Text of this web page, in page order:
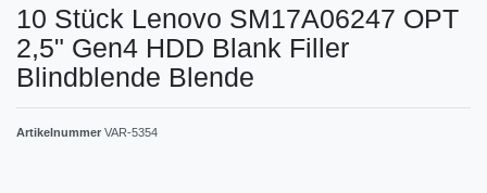
10 Stück Lenovo SM17A06247 OPT
2,5" Gen4 HDD Blank Filler
Blindblende Blende
Artikelnummer VAR-5354